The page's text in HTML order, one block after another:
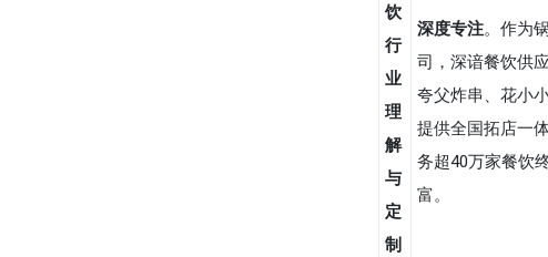
饮
行
业
理
解
与
定
制
深度专注。作为
司，深谙餐饮供
夸父炸串、花小
提供全国拓店一
务超40万家餐饮
富。